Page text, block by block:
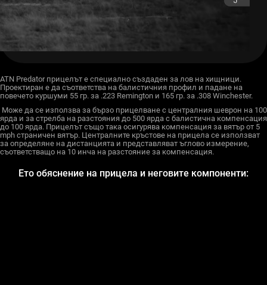
ATN Predator прицелът е специално създаден за лов на хищници.
Проектиран е да съответства на балистичния профил и падане на
повечето куршуми 55 гр. за .223 Remington и 165 гр. за .308 Winchester.
Може да се използва за бързо прицелване с централния шеврон на 100
ярда и за стрелба на разстояния до 500 ярда с балистична компенсация
до 100 ярда. Прицелът също така осигурява компенсация за вятър от 5
mph страничен вятър. Централните кръстове на прицела се използват
за определяне на дистанцията и представляват ъглово измерение,
съответстващо на 10 инча на разстояние за компенсация.
Ето обяснение на прицела и неговите компоненти: